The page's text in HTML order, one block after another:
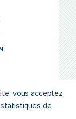
LÉGALES
vous acceptez
statistiques de